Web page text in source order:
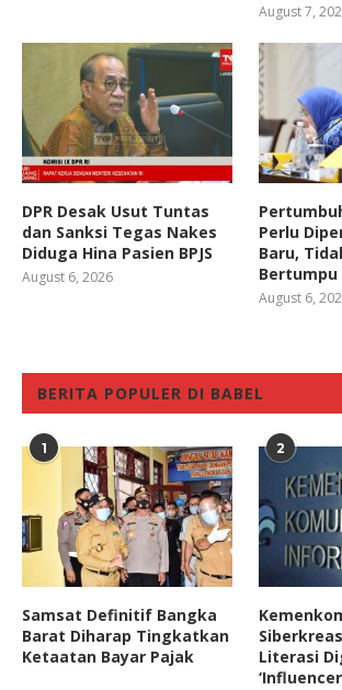
August 7,
DPR Desak Usut Tuntas
dan Sanksi Tegas Nakes
Diduga Hina Pasien BPJS
August 6, 2026
Perlu
Baru,
Bertumpu
August 6,
BERITA POPULER DI BABEL
1
Samsat Definitif Bangka
Barat Diharap Tingkatkan
Ketaatan Bayar Pajak
2
Literasi